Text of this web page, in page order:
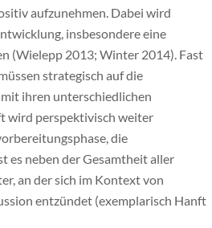
aufzunehmen. Dabei wird
insbesondere eine
(Wielepp 2013; Winter 2014). Fast
strategisch auf die
ihren unterschiedlichen
wird perspektivisch weiter
die
es neben der Gesamtheit aller
an der sich im Kontext von
entzündet (exemplarisch Hanft